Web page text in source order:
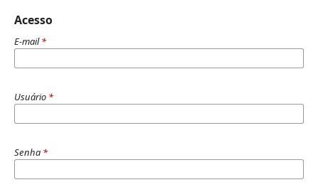
Acesso
E-mail*
Usuário *
Senha *